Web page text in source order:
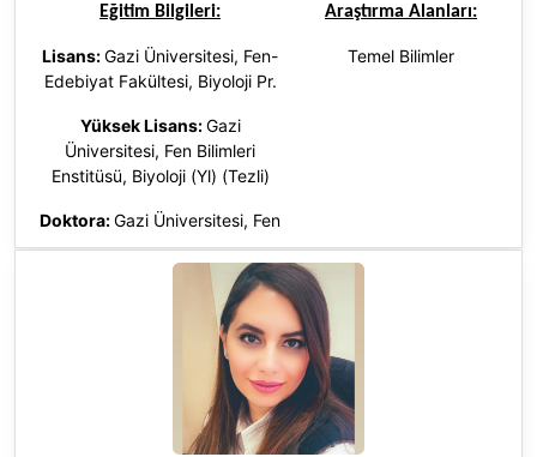
Eğitim Bilgileri: Araştırma Alanları:
Lisans:Gazi Üniversitesi, Fen-
Edebiyat Fakültesi, Biyoloji Pr.
Yüksek Lisans:Gazi
Üniversitesi, Fen Bilimleri
Enstitüsü, Biyoloji (Yl) (Tezli)
Doktora:Gazi Üniversitesi, Fen
Bilimleri Enstitüsü, Biyoloji (Dr),
Türkiye
Temel Bilimler